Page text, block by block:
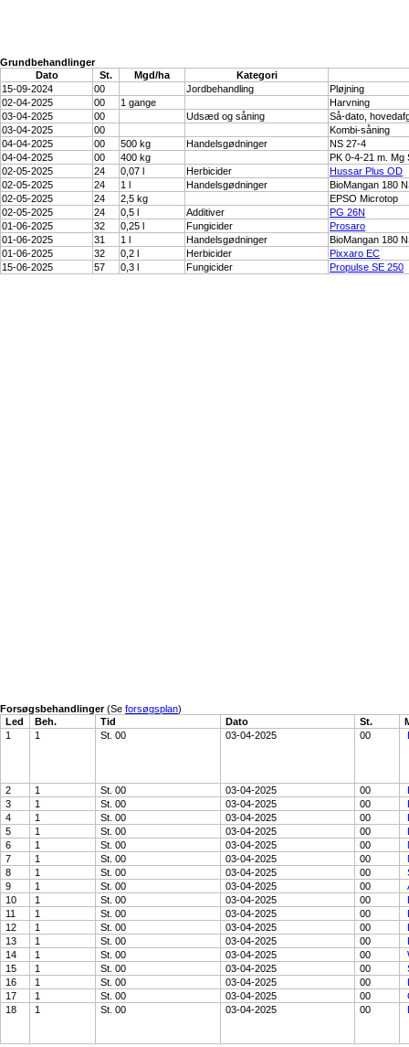
Grundbehandlinger
Dato
St. Mgd/ha
Kategori
15-09-2024
00 Jordbehandling
Pløjning
02-04-2025
00 1 gange
Harvning
03-04-2025
00 Udsæd og såning
Så-dato,
03-04-2025
00
Kombi-såning
04-04-2025
00 500 kg Handelsgødninger
NS 27-4
04-04-2025
00 400 kg
PK 0-4-21 m. Mg
02-05-2025
24 0,07 l Herbicider
Hussar Plus OD
02-05-2025
24 1 l Handelsgødninger
BioMangan 180
02-05-2025
24 2,5 kg
EPSO Microtop
02-05-2025
24 0,5 l Additiver
PG 26N
01-06-2025
32 0,25 l Fungicider
Prosaro
01-06-2025
31 1 l Handelsgødninger
BioMangan 180
01-06-2025
32 0,2 l Herbicider
Pixxaro EC
15-06-2025
57 0,3 l Fungicider Propulse SE 250
Forsøgsbehandlinger(Se forsøgsplan)
Led
Beh. Tid Dato St.
1
1 St. 00 03-04-2025 00
2 1 St. 00 03-04-2025 00
3
1 St. 00 03-04-2025 00
4
1 St. 00 03-04-2025 00
5
1 St. 00 03-04-2025 00
6
1 St. 00 03-04-2025 00
7
1 St. 00 03-04-2025 00
8
1 St. 00 03-04-2025 00
9
1 St. 00 03-04-2025 00
10
1 St. 00 03-04-2025 00
11
1 St. 00 03-04-2025 00
12
1 St. 00 03-04-2025 00
13
1 St. 00 03-04-2025 00
14
1 St. 00 03-04-2025 00
15
1 St. 00 03-04-2025 00
16
1 St. 00 03-04-2025 00
17
1 St. 00 03-04-2025 00
18
1 St. 00 03-04-2025 00